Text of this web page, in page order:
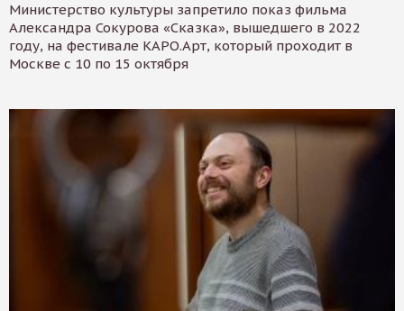
Министерство культуры запретило показ фильма
Александра Сокурова «Сказка», вышедшего в 2022
году, на фестивале КАРО.Арт, который проходит в
Москве с 10 по 15 октября